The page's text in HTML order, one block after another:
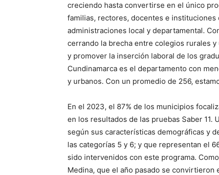
creciendo hasta convertirse en el único
familias, rectores, docentes e
administraciones local y departamental.
cerrando la brecha entre colegios rurales
y promover la inserción laboral de los
Cundinamarca es el departamento con
y urbanos. Con un promedio de 256,
En el 2023, el 87% de los municipios
en los resultados de las pruebas Saber 11.
según sus características demográficas y
las categorías 5 y 6; y que representan el
sido intervenidos con este programa.
Medina, que el año pasado se